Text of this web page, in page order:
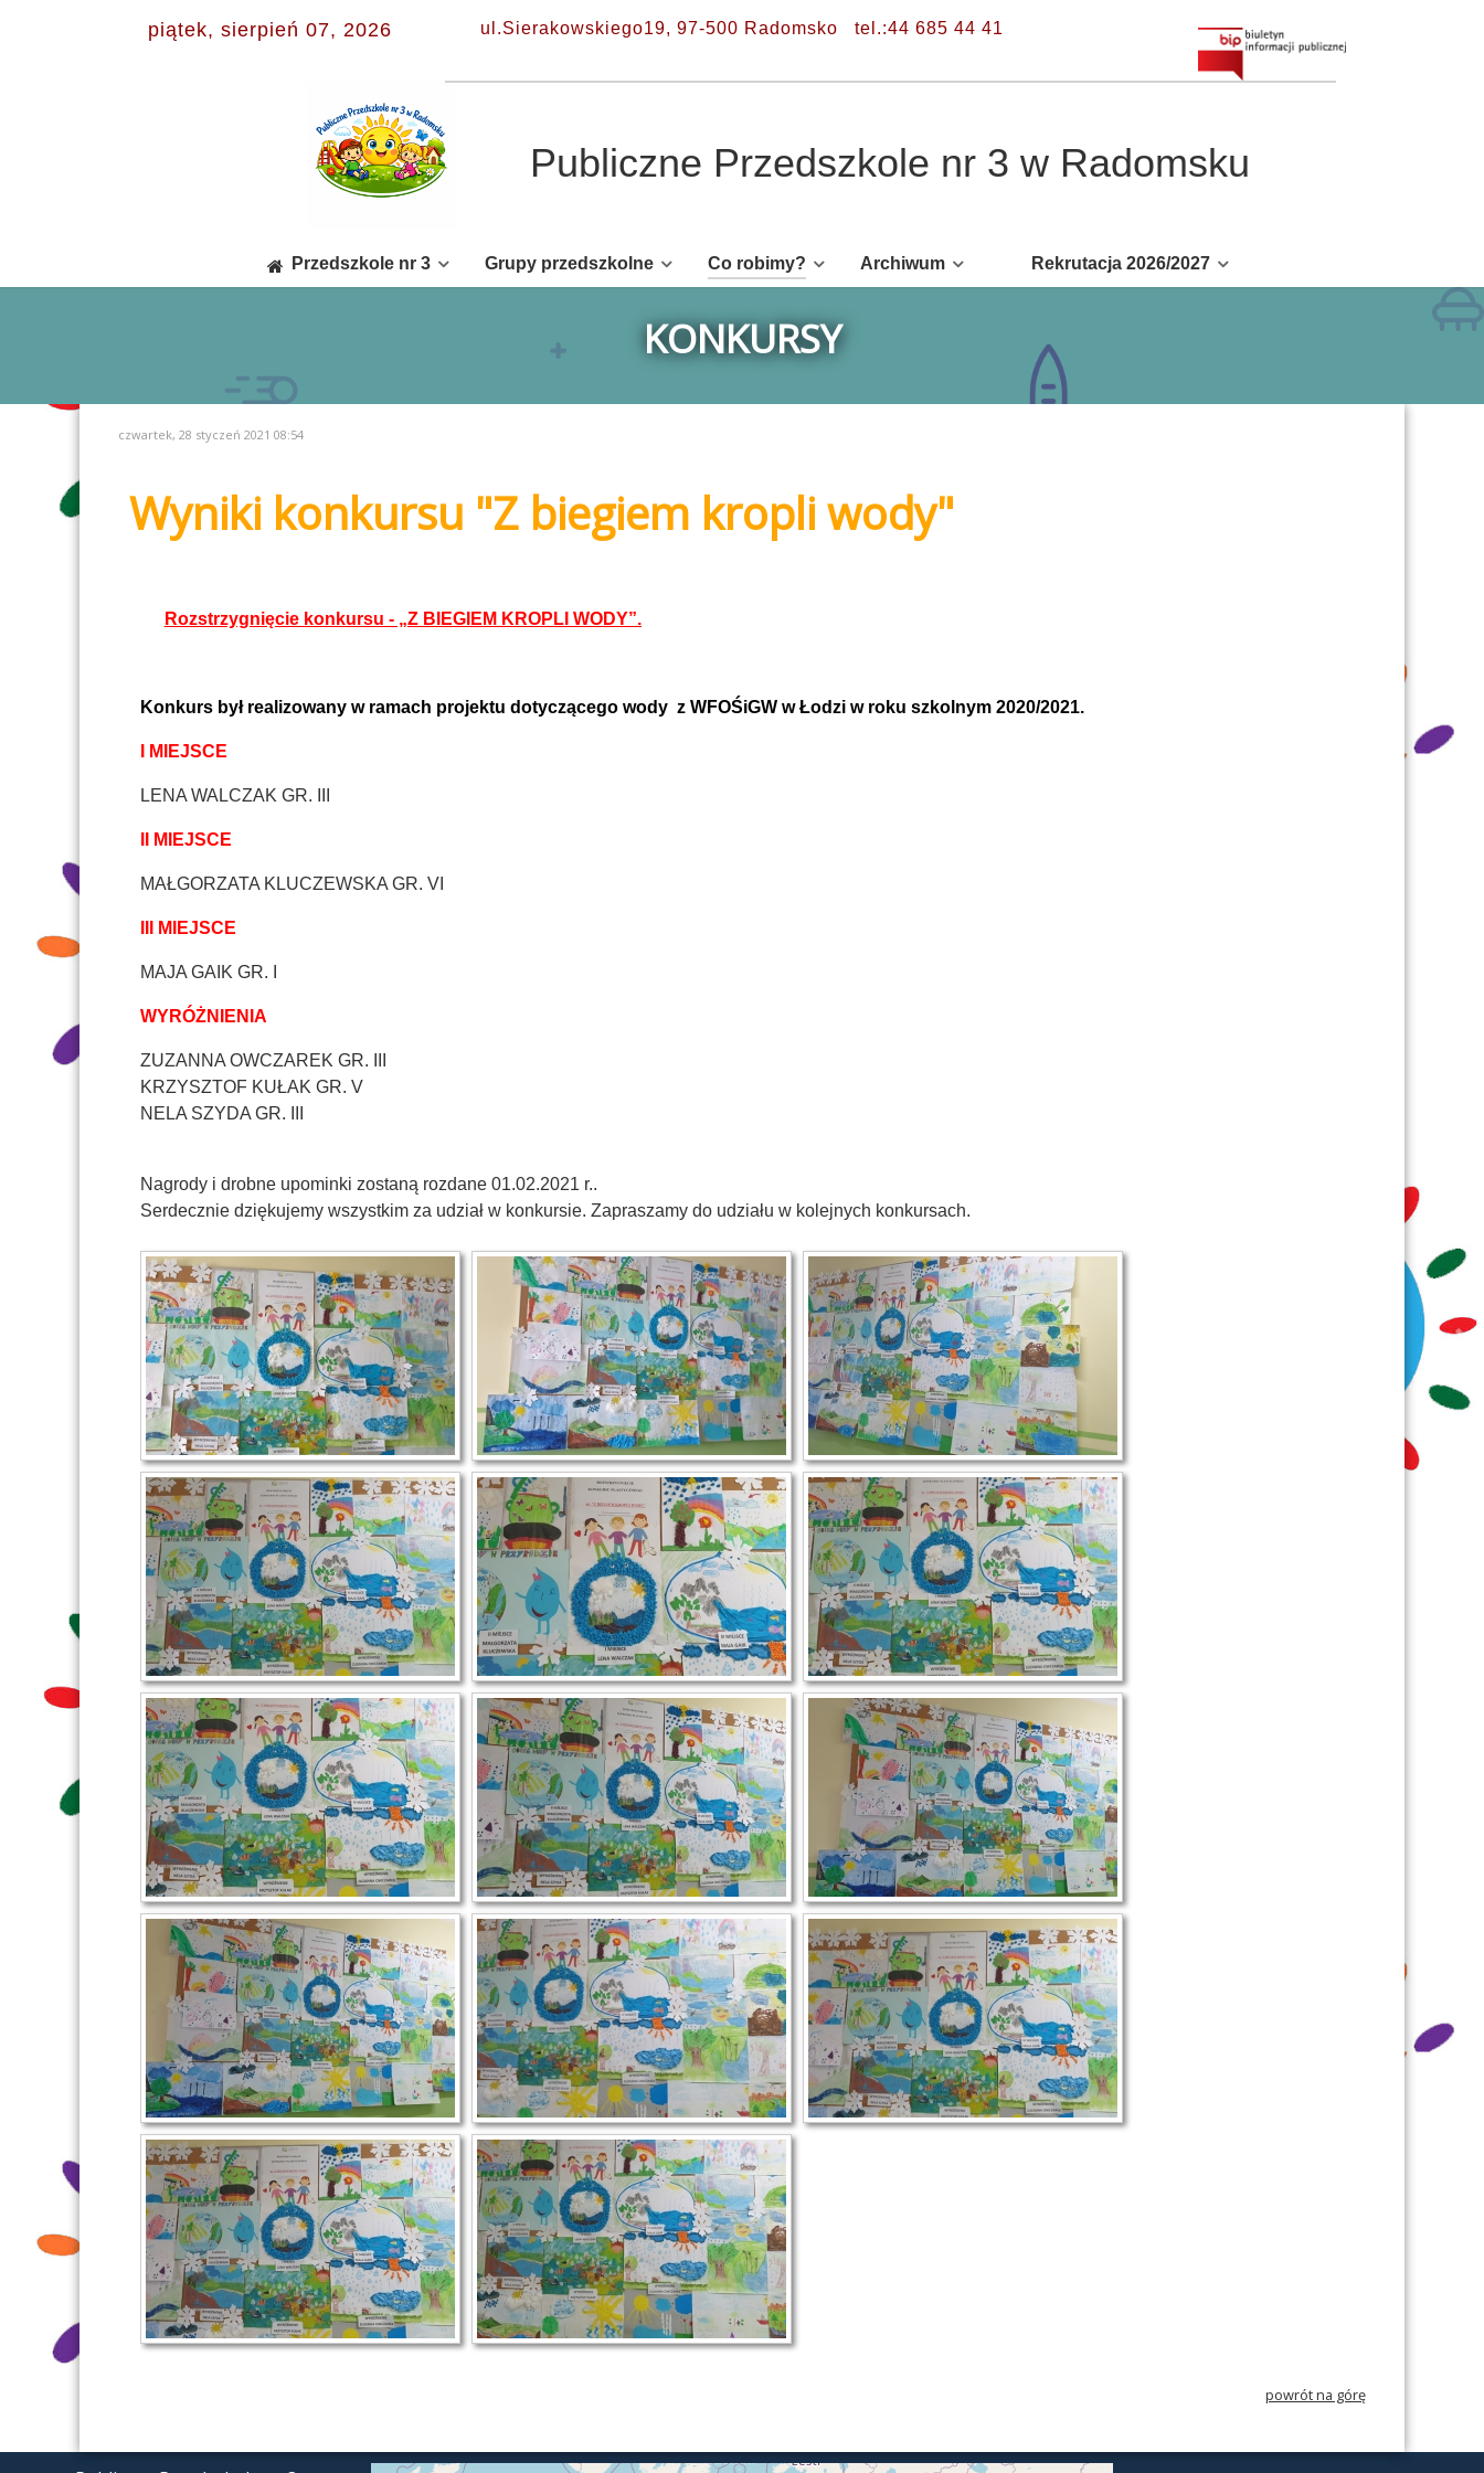
piątek, sierpień 07, 2026 ul.Sierakowskiego19, 97-500 Radomsko tel.:44 685 44 41
Publiczne Przedszkole nr 3 w Radomsku
Przedszkole nr 3 Grupy przedszkolne Co robimy? Archiwum Rekrutacja 2026/2027
KONKURSY
czwartek, 28 styczeń 2021 08:54
Wyniki konkursu "Z biegiem kropli wody"
Rozstrzygnięcie konkursu - „Z BIEGIEM KROPLI WODY”.
Konkurs był realizowany w ramach projektu dotyczącego wody z WFOŚiGW w Łodzi w roku szkolnym 2020/2021.
I MIEJSCE
LENA WALCZAK GR. III
II MIEJSCE
MAŁGORZATA KLUCZEWSKA GR. VI
III MIEJSCE
MAJA GAIK GR. I
WYRÓŻNIENIA
ZUZANNA OWCZAREK GR. III
KRZYSZTOF KUŁAK GR. V
NELA SZYDA GR. III
Nagrody i drobne upominki zostaną rozdane 01.02.2021 r..
Serdecznie dziękujemy wszystkim za udział w konkursie. Zapraszamy do udziału w kolejnych konkursach.
powrót na górę